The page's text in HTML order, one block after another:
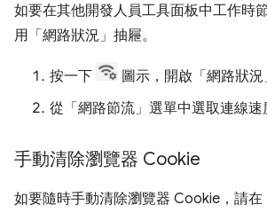
如要在其他開發人員工具面板中工作時
用「網路狀況」 抽屜。
按一下 圖示，開啟「網路狀況
從「網路節流」 選單中選取連線速
手動清除瀏覽器 Cookie
如要隨時手動清除瀏覽器 Cookie，請在